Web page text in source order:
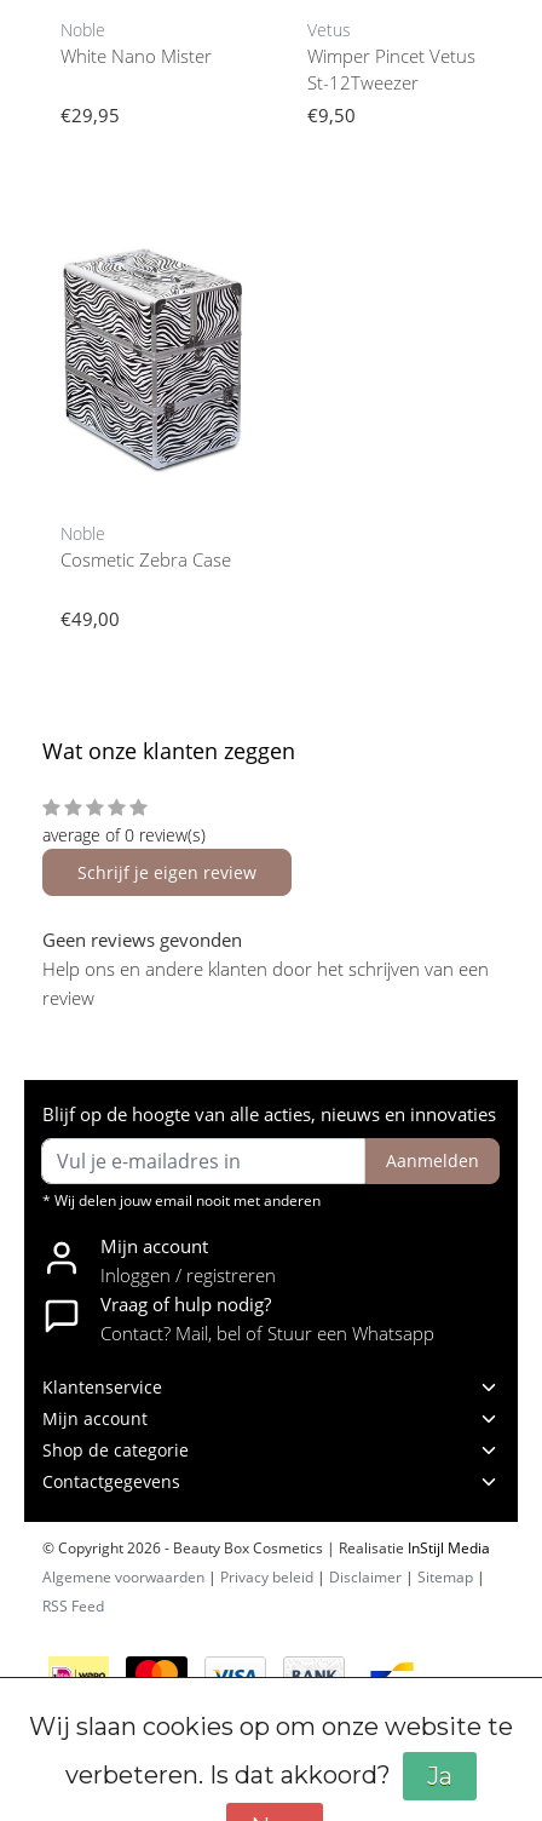
Noble
White Nano Mister
€29,95
Vetus
Wimper Pincet Vetus
St-12Tweezer
€9,50
Noble
Cosmetic Zebra Case
€49,00
Wat onze klanten zeggen
average of 0 review(s)
Schrijf je eigen review
Geen reviews gevonden
Help ons en andere klanten door het schrijven van een
review
Blijf op de hoogte van alle acties, nieuws en innovaties
Aanmelden
* Wij delen jouw email nooit met anderen
Mijn account
Inloggen / registreren
Vraag of hulp nodig?
Contact? Mail, bel of Stuur een Whatsapp
Klantenservice
Mijn account
Shop de categorie
Contactgegevens
© Copyright 2026 - Beauty Box Cosmetics | Realisatie InStijl Media
Algemene voorwaarden | Privacy beleid | Disclaimer | Sitemap |
RSS Feed
Wij slaan cookies op om onze website te
verbeteren. Is dat akkoord?
Ja